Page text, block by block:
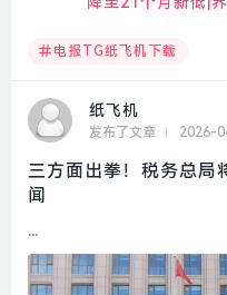
电报TG纸飞机下载
纸飞机
发布了文章 2026-
三方面出拳！税务总局
闻
...